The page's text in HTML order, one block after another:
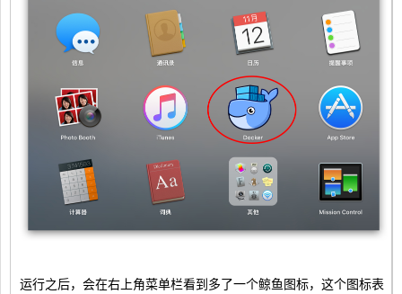
运行之后，会在右上角菜单栏看到多了一个鲸鱼图标，这个图标表